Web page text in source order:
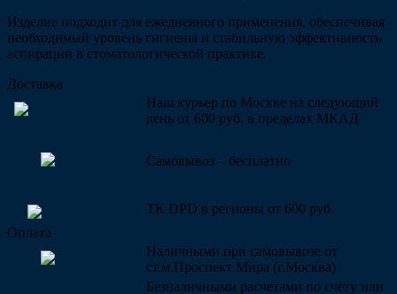
Изделие подходит для ежедневного применения, обеспечивая
необходимый уровень гигиены и стабильную эффективность
аспирации в стоматологической практике.
Доставка
Наш курьер по Москве на следующий
день от 600 руб. в пределах МКАД
Самовывоз – бесплатно
ТК DPD в регионы от 600 руб.
Оплата
Наличными при самовывозе от
ст.м.Проспект Мира (г.Москва)
Безналичными расчетами по счёту или